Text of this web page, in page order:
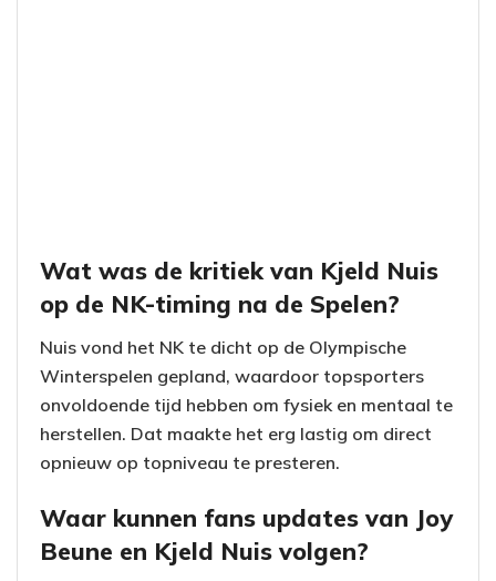
Wat was de kritiek van Kjeld Nuis
op de NK-timing na de Spelen?
Nuis vond het NK te dicht op de Olympische
Winterspelen gepland, waardoor topsporters
onvoldoende tijd hebben om fysiek en mentaal te
herstellen. Dat maakte het erg lastig om direct
opnieuw op topniveau te presteren.
Waar kunnen fans updates van Joy
Beune en Kjeld Nuis volgen?